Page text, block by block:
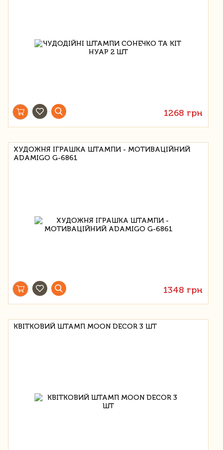
1268 грн
ХУДОЖНЯ ІГРАШКА ШТАМПИ - МОТИВАЦІЙНИЙ
ADAMIGO G-6861
1348 грн
КВІТКОВИЙ ШТАМП MOON DECOR 3 ШТ